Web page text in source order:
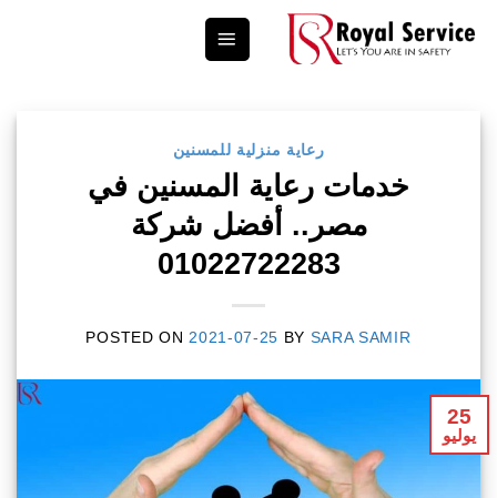
رعاية منزلية للمسنين
خدمات رعاية المسنين في
مصر.. أفضل شركة
01022722283
POSTED ON 2021-07-25 BY SARA SAMIR
25
يوليو